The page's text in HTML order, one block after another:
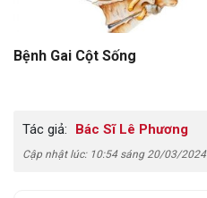
Bệnh Gai Cột Sống
Tác giả: Bác Sĩ Lê Phương
Cập nhật lúc: 10:54 sáng 20/03/2024